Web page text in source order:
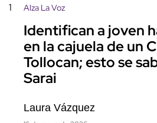
1 Alza La Voz
Identifican a joven
en la cajuela de un
Tollocan; esto se
Sarai
Laura Vázquez